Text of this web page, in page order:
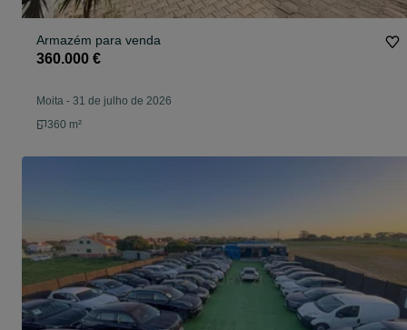
Armazém para venda
360.000 €
Moita - 31 de julho de 2026
360 m²